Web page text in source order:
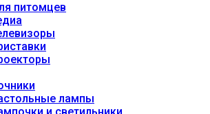
питомцев
лампы